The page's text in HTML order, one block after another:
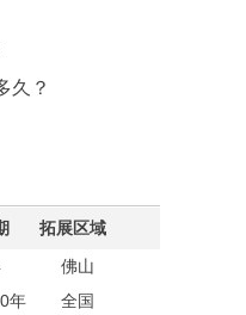
久？
拓展区域
佛山
年
全国